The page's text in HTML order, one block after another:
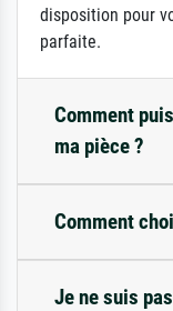
disposition pour
parfaite.
Comment
ma pièce ?
Comment
Je ne suis